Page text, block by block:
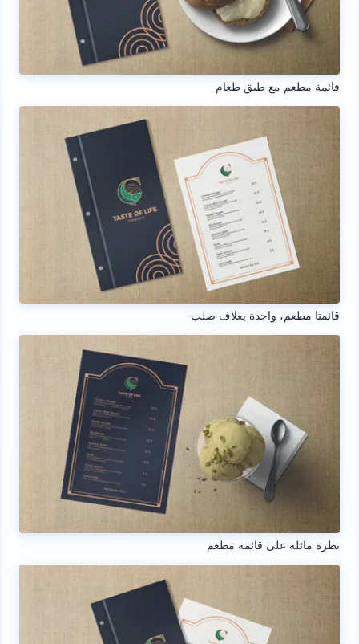
قائمة مطعم مع طبق طعام
قائمتا مطعم، واحدة بغلاف صلب
نظرة مائلة على قائمة مطعم